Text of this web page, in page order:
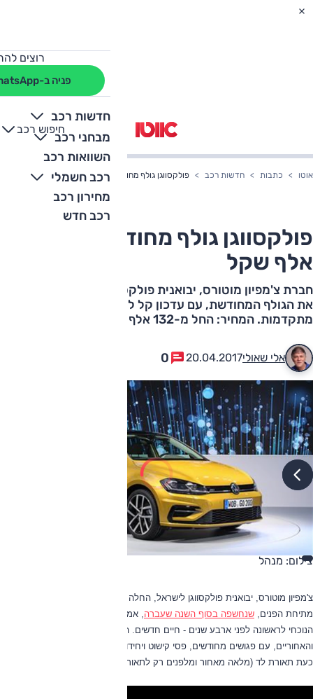
רוצים
פניה ב-WhatsApp
חדשות רכב
מבחני רכב
השוואות רכב
רכב חשמלי
מחירון רכב
רכב חדש
חיפוש רכב
+
-
אוטו כתבות חדשות רכב פולקסווגן גולף מחודשת - מ-132 אלף שקל
אלף שקל
חברת צ'מפיון מוטורס, יבואנית פולקסווגן, משיקה בישראל
את הגולף המחודשת, עם עדכון קל לעיצוב ומערכות בטיחות
מתקדמות. המחיר: החל מ-132 אלף שקל
אלי שאולי20.04.2017
0
צילום: מנהל
צ'מפיון מוטורס, יבואנית פולקסווגן לישראל, החלה בשיווק
מתיחת הפנים, שנחשפה בסוף השנה שעברה , אמורה להזריק לגולף - שהוצגה בדור
הנוכחי לראשונה לפני ארבע שנים - חיים חדשים. היא כוללת עדכון קל לעיצוב החזית
והאחוריים, עם פגושים מחודשים, פסי קישוט ויחידות תאורה עדכניות. אלה כוללות
כעת תאורת לד (מלאה מאחור ומלפנים רק לתאורת היום).